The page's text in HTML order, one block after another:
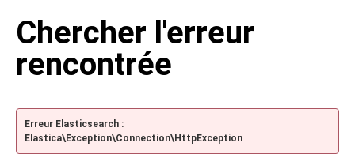
Chercher l'erreur
rencontrée
Erreur Elasticsearch :
Elastica\Exception\Connection\HttpException